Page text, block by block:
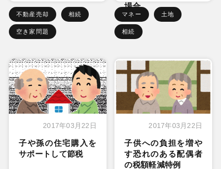
不動産売却 相続
空き家問題
場合
マネー 土地
相続
2017年03月22日
子や孫の住宅購入を
サポートして節税
2017年03月22日
子供への負担を増や
す恐れのある配偶者
の税額軽減特例